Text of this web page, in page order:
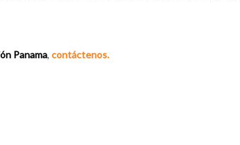
Panama, contáctenos.